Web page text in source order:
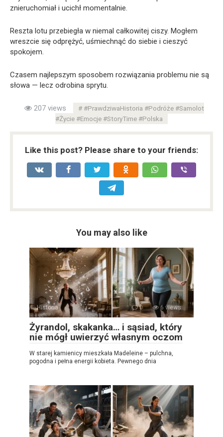
znieruchomiał i ucichł momentalnie.
Reszta lotu przebiegła w niemal całkowitej ciszy. Mogłem
wreszcie się odprężyć, uśmiechnąć do siebie i cieszyć
spokojem.
Czasem najlepszym sposobem rozwiązania problemu nie są
słowa — lecz odrobina sprytu.
207 views
#PrawdziwaHistoria #Podróże #Samolot
#Życie #Emocje #StoryTime #Polska
Like this post? Please share to your friends:
You may also like
Historia 0 6 views
Żyrandol, skakanka… i sąsiad, który
nie mógł uwierzyć własnym oczom
W starej kamienicy mieszkała Madeleine – pulchna,
pogodna i pełna energii kobieta. Pewnego dnia